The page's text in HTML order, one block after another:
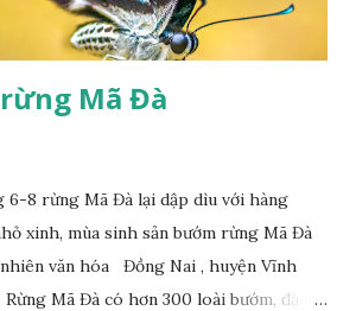
Mã Đà
6-8 rừng Mã Đà lại dập dìu với hàng
xinh, mùa sinh sản bướm rừng Mã Đà
văn hóa Đồng Nai , huyện Vĩnh
Mã Đà có hơn 300 loài bướm, đặc